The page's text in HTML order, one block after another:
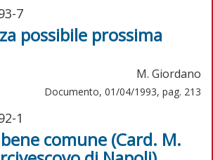
7
possibile prossima
M. Giordano
Documento, 01/04/1993, pag. 213
1
comune (Card. M.